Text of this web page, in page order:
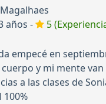
años -
5
empecé en
y mi mente
a las clases de
100%